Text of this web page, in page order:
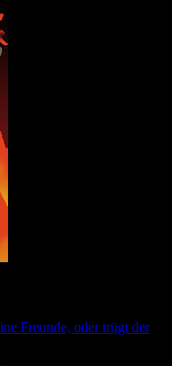
Freunde, oder trügt der